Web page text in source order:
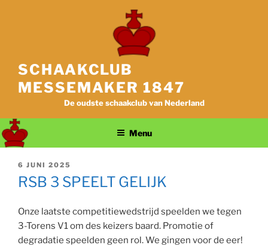
SCHAAKCLUB
MESSEMAKER 1847
De oudste schaakclub van Nederland
Menu
GEPLAATST
OP
6 JUNI 2025
RSB 3 SPEELT GELIJK
Onze laatste competitiewedstrijd speelden we tegen
3-Torens V1 om des keizers baard. Promotie of
degradatie speelden geen rol. We gingen voor de eer!